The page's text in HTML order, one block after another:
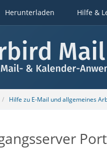
Herunterladen Hilfe &
Hilfe zu E-Mail und allgemeines